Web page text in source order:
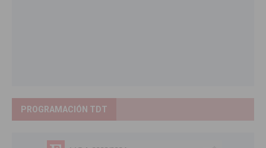
PROGRAMACIÓN TDT